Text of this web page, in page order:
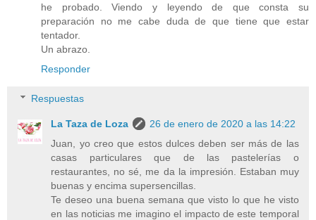
he probado. Viendo y leyendo de que consta su
preparación no me cabe duda de que tiene que estar
tentador.
Un abrazo.
Responder
Respuestas
La Taza de Loza
26 de enero de 2020 a las 14:22
Juan, yo creo que estos dulces deben ser más de las
casas particulares que de las pastelerías o
restaurantes, no sé, me da la impresión. Estaban muy
buenas y encima supersencillas.
Te deseo una buena semana que visto lo que he visto
en las noticias me imagino el impacto de este temporal